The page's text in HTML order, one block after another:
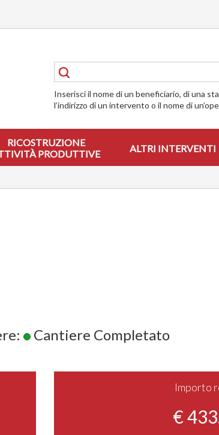
Inserisci il nome di un beneficiario, di una
l’indirizzo di un intervento o il nome di
RICOSTRUZIONE
PRODUTTIVE
ALTRI INTERVENTI
Cantiere Completato
Importo
€